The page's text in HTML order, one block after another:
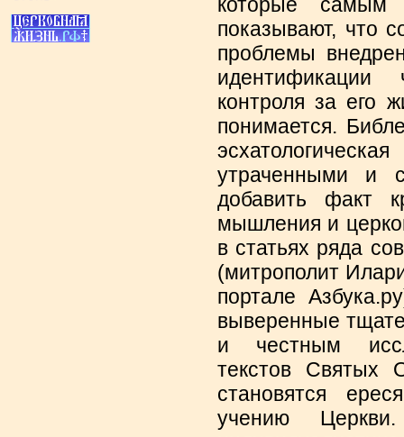
показывают, что
проблемы
идентификации
контроля за его
понимается.
утраченными и
добавить факт
мышления и
в статьях ряда
(митрополит
портале
выверенные
и честным
текстов Святых
становятся
учению